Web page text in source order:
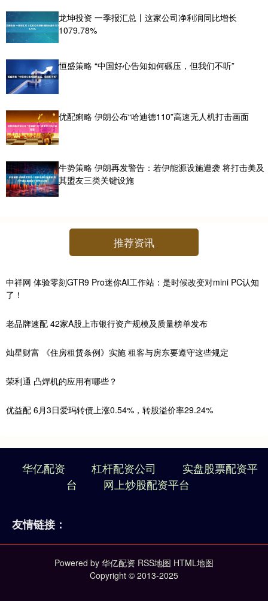
龙坤投资 一季报汇总丨这家公司净利润同比增长
1079.78%
恒盛策略 “中国好心告知如何碾压，但我们不听”
优配痢略 伊朗公布“哈迪德110”高速无人机打击画面
牛势策略 伊朗再发警告：若伊能源设施遭袭 将打击美及
其盟友三类关键设施
推荐资讯
中祥网 体验零刻GTR9 Pro迷你AI工作站：是时候改变对mini PC认知
了！
老品牌速配 42家A股上市银行资产规模及质量榜单发布
灿星财富 《住房租赁条例》实施 租客与房东要遵守这些规定
荣利通 凸焊机的应用有哪些？
优益配 6月3日爱玛转债上涨0.54%，转股溢价率29.24%
华亿配资 杠杆配资公司
实盘股票配资平
台
网上炒股配资平台
友情链接：
Powered by 华亿配资 RSS地图 HTML地图
Copyright © 2013-2025